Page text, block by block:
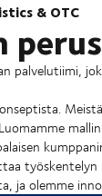
& OTC
palvelutiimi,
ja olemme